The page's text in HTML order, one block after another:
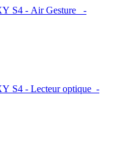
S4 - Air Gesture -
S4 - Lecteur optique -